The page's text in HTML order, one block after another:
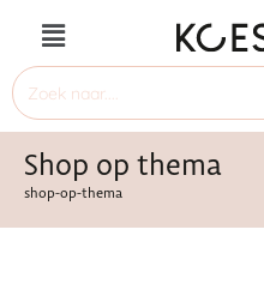
Shop op thema
shop-op-thema